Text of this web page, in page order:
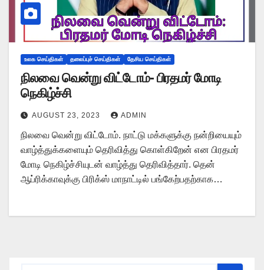
உலக செய்திகள் தலைப்புச் செய்திகள் தேசிய செய்திகள்
நிலவை வென்று விட்டோம்- பிரதமர் மோடி
நெகிழ்ச்சி
AUGUST 23, 2023 ADMIN
நிலவை வென்று விட்டோம். நாட்டு மக்களுக்கு நன்றியையும்
வாழ்த்துக்களையும் தெரிவித்து கொள்கிறேன் என பிரதமர்
மோடி நெகிழ்ச்சியுடன் வாழ்த்து தெரிவித்தார். தென்
ஆப்ரிக்காவுக்கு பிரிக்ஸ் மாநாட்டில் பங்கேற்பதற்காக…